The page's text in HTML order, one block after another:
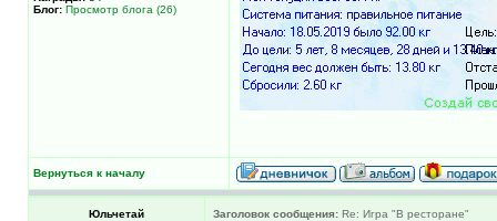
Блог: Просмотр блога (26)
Вернуться к началу
Юльчетай Заголовок сообщения: Re: Игра "В ресторане"